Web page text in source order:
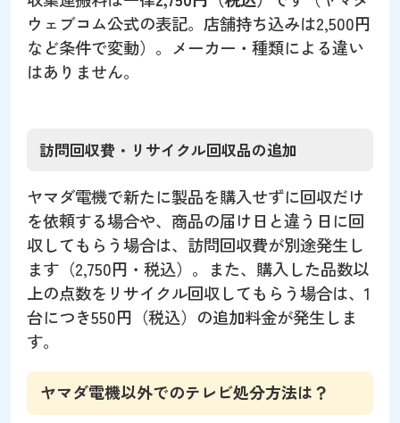
ウェブコム公式の表記。店舗持ち込みは2,500円
など条件で変動）。メーカー・種類による違い
はありません。
訪問回収費・リサイクル回収品の追加
ヤマダ電機で新たに製品を購入せずに回収だけ
を依頼する場合や、商品の届け日と違う日に回
収してもらう場合は、訪問回収費が別途発生し
ます（2,750円・税込）。また、購入した品数以
上の点数をリサイクル回収してもらう場合は、1
台につき550円（税込）の追加料金が発生しま
す。
ヤマダ電機以外でのテレビ処分方法は？